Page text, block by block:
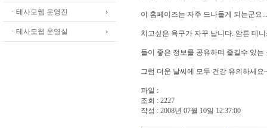
ㆍ테사모웹 운영진
ㆍ테사모웹 운영실
이 홈페이즈는 자주 드나들게 되는군요
치고싶은 욕구가 자꾸 납니다. 암튼 테
들이 좋은 정보를 공유하며 즐길수 있는
그럼 더운 날씨에 모두 건강 유의하세요
파일 :
조회 : 2227
작성 : 2008년 07월 10일 12:37:00